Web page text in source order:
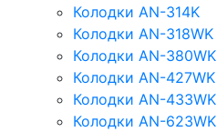
Колодки AN-314K
Колодки AN-318WK
Колодки AN-380WK
Колодки AN-427WK
Колодки AN-433WK
Колодки AN-623WK